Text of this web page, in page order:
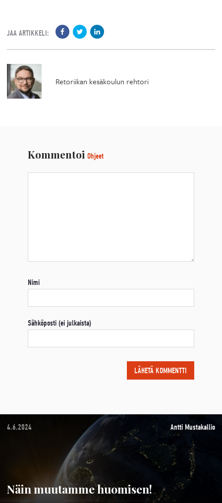
JAA ARTIKKELI:
Retoriikan kesäkoulun rehtori
Kommentoi Ohjeet
Nimi
Sähköposti (ei julkaista)
4.6.2024 Antti Mustakallio
Näin muutamme huomisen!